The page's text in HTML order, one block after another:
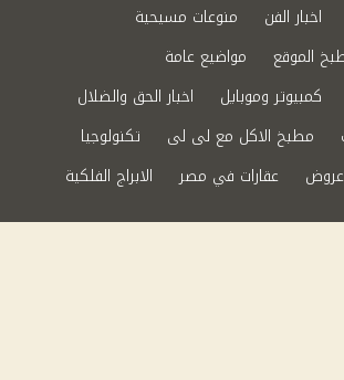
اخبار الفن
منوعات مسيحية
الموقع
مواضيع عامة
كمبيوتر وموبايل
اخبار الحق والضلال
مطبخ الاكل مع لى لى
تكنولوجيا
عقارات في مصر
الابراج الفلكية